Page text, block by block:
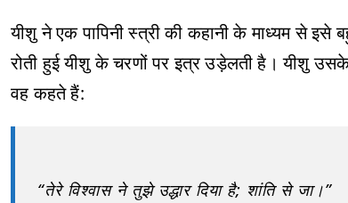
यीशु ने एक पापिनी स्त्री की कहानी के माध्यम से इसे
रोती हुई यीशु के चरणों पर इत्र उड़ेलती है। यीशु
वह कहते हैं:
“तेरे विश्वास ने तुझे उद्धार दिया है; शांति से जा।”